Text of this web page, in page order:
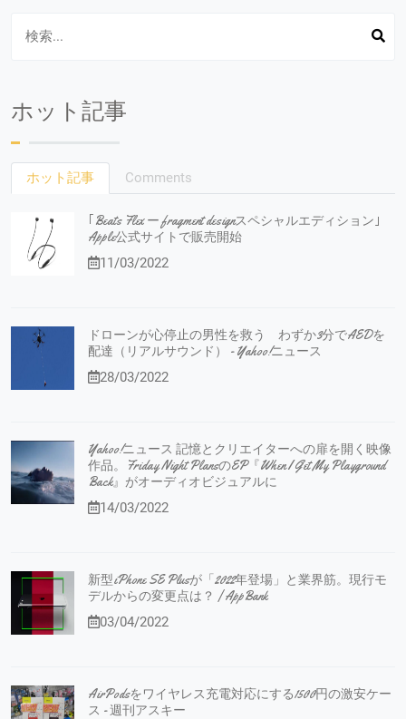
ホット記事
ホット記事 Comments
｢Beats Flex ー fragment designスペシャルエディション｣
Apple公式サイトで販売開始
11/03/2022
ドローンが心停止の男性を救う わずか3分でAEDを
配達（リアルサウンド） - Yahoo!ニュース
28/03/2022
Yahoo!ニュース 記憶とクリエイターへの扉を開く映像
作品。Friday Night PlansのEP『When I Get My Playground
Back』がオーディオビジュアルに
14/03/2022
新型iPhone SE Plusが「2022年登場」と業界筋。現行モ
デルからの変更点は？ | AppBank
03/04/2022
AirPodsをワイヤレス充電対応にする1500円の激安ケー
ス - 週刊アスキー